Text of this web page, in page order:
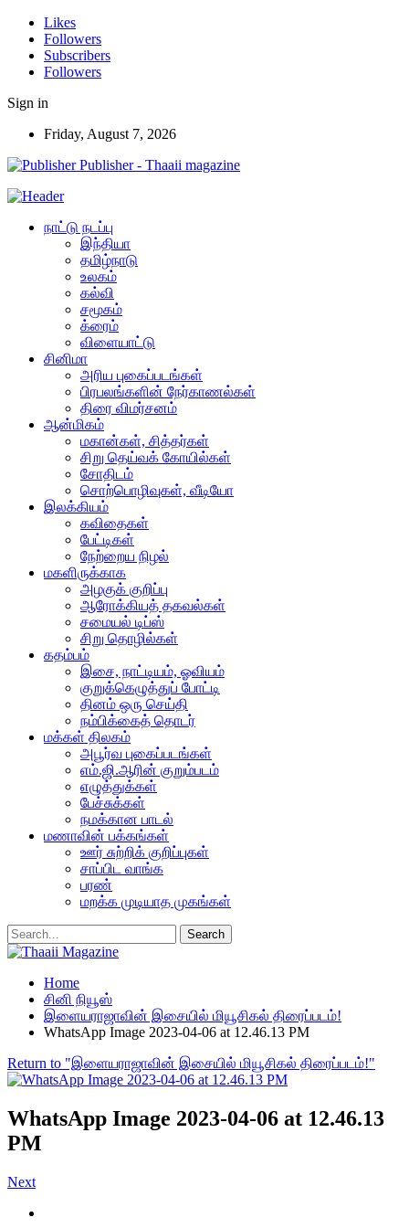
Likes
Followers
Subscribers
Followers
Sign in
Friday, August 7, 2026
Publisher - Thaaii magazine
நாட்டு நடப்பு
இந்தியா
தமிழ்நாடு
உலகம்
கல்வி
சமூகம்
க்ரைம்
விளையாட்டு
சினிமா
அரிய புகைப்படங்கள்
பிரபலங்களின் நேர்காணல்கள்
திரை விமர்சனம்
ஆன்மிகம்
மகான்கள், சித்தர்கள்
சிறு தெய்வக் கோயில்கள்
சோதிடம்
சொற்பொழிவுகள், வீடியோ
இலக்கியம்
கவிதைகள்
பேட்டிகள்
நேற்றைய நிழல்
மகளிருக்காக
அழகுக் குறிப்பு
ஆரோக்கியத் தகவல்கள்
சமையல் டிப்ஸ்
சிறு தொழில்கள்
கதம்பம்
இசை, நாட்டியம், ஓவியம்
குறுக்கெழுத்துப் போட்டி
தினம் ஒரு செய்தி
நம்பிக்கைத் தொடர்
மக்கள் திலகம்
அபூர்வ புகைப்படங்கள்
எம்.ஜி.ஆரின் குறும்படம்
எழுத்துக்கள்
பேச்சுக்கள்
நமக்கான பாடல்
மணாவின் பக்கங்கள்
ஊர் சுற்றிக் குறிப்புகள்
சாப்பிட வாங்க
பரண்
மறக்க முடியாத முகங்கள்
Home
சினி நியூஸ்
இளையராஜாவின் இசையில் மியூசிகல் திரைப்படம்!
WhatsApp Image 2023-04-06 at 12.46.13 PM
Return to "இளையராஜாவின் இசையில் மியூசிகல் திரைப்படம்!"
WhatsApp Image 2023-04-06 at 12.46.13
PM
Next